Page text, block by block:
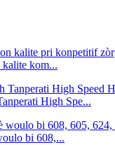
kom...
High Spe...
bi 608,...